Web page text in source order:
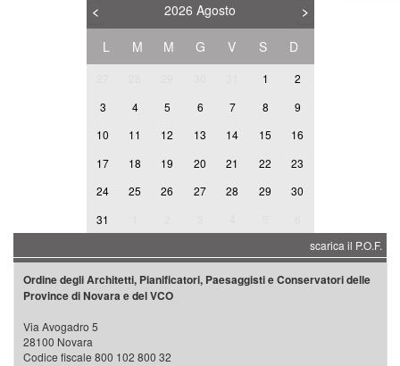
< 2026 Agosto
>
L
M M G V S D
1
2
3
4 5 6 7 8
9
10
11 12 13 14 15
16
17
18 19 20 21 22
23
24
25 26 27 28 29
30
31
scarica il P.O.F.
Ordine degli Architetti, Pianificatori, Paesaggisti e Conservatori delle
Province di Novara e del VCO
Via Avogadro 5
28100 Novara
Codice fiscale 800 102 800 32